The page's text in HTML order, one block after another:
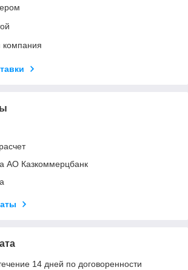
компания
АО Казкоммерцбанк
14 дней по договоренности